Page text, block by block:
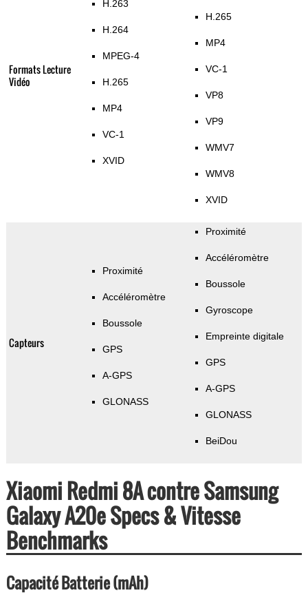
Formats Lecture
Vidéo
H.263
H.264
MPEG-4
H.265
MP4
VC-1
XVID
H.265
MP4
VC-1
VP8
VP9
WMV7
WMV8
XVID
Capteurs
Proximité
Accéléromètre
Boussole
GPS
A-GPS
GLONASS
Proximité
Accéléromètre
Boussole
Gyroscope
Empreinte digitale
GPS
A-GPS
GLONASS
BeiDou
Xiaomi Redmi 8A contre Samsung
Galaxy A20e Specs & Vitesse
Benchmarks
Capacité Batterie (mAh)